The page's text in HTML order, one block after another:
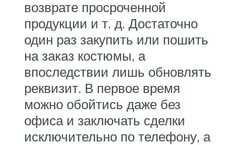
возврате просроченной
продукции и т. д. Достаточно
один раз закупить или пошить
на заказ костюмы, а
впоследствии лишь обновлять
реквизит. В первое время
можно обойтись даже без
офиса и заключать сделки
исключительно по телефону, а